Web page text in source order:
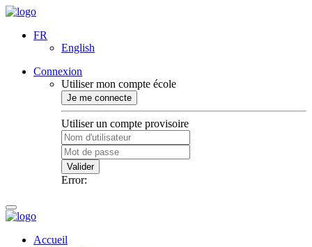
FR
English
Connexion
Utiliser mon compte école
Je me connecte
Utiliser un compte provisoire
Valider
Error:
Accueil